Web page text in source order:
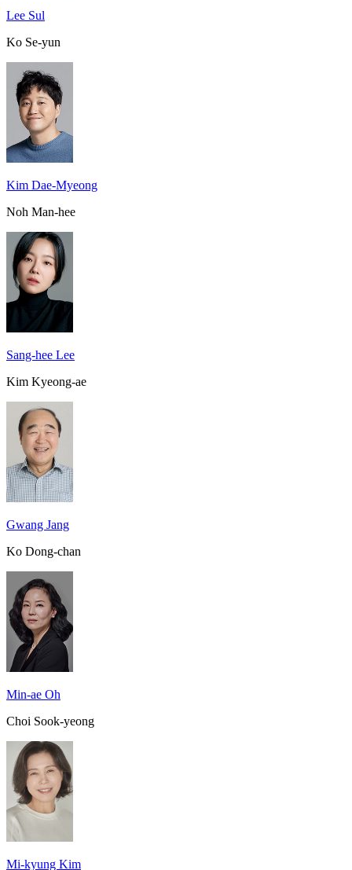
Lee Sul
Ko Se-yun
Kim Dae-Myeong
Noh Man-hee
Sang-hee Lee
Kim Kyeong-ae
Gwang Jang
Ko Dong-chan
Min-ae Oh
Choi Sook-yeong
Mi-kyung Kim